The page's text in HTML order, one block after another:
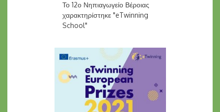
Το 12ο Νηπιαγωγείο Βέροιας
χαρακτηρίστηκε "eTwinning
School"